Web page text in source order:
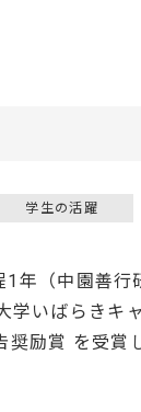
学生の活躍
年（中園善行
いばらきキ
励賞 を受賞